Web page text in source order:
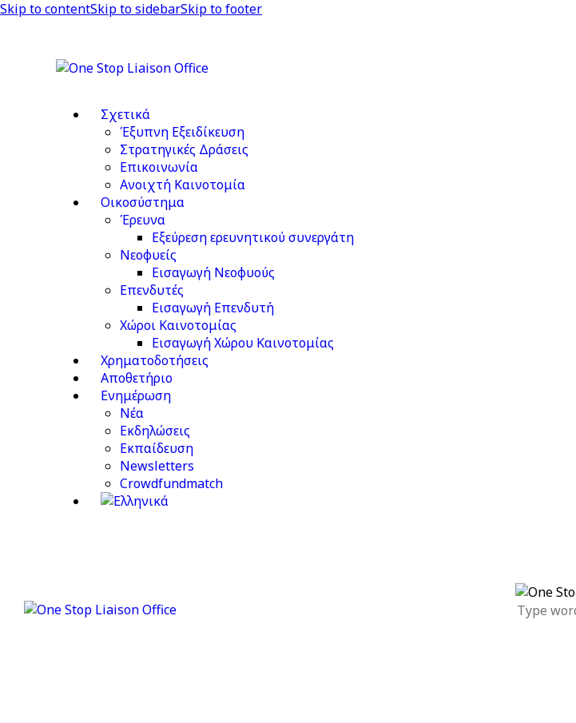
Skip to contentSkip to sidebarSkip to footer
Σχετικά
Έξυπνη Εξειδίκευση
Στρατηγικές Δράσεις
Επικοινωνία
Ανοιχτή Καινοτομία
Οικοσύστημα
Έρευνα
Εξεύρεση ερευνητικού συνεργάτη
Νεοφυείς
Εισαγωγή Νεοφυούς
Επενδυτές
Εισαγωγή Επενδυτή
Χώροι Καινοτομίας
Εισαγωγή Χώρου Καινοτομίας
Χρηματοδοτήσεις
Αποθετήριο
Ενημέρωση
Νέα
Εκδηλώσεις
Εκπαίδευση
Newsletters
Crowdfundmatch